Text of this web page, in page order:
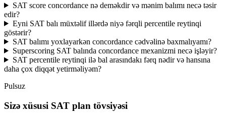
SAT score concordance nə deməkdir və mənim balımı necə təsir
edir?
Eyni SAT balı müxtəlif illərdə niyə fərqli percentile reytinqi
göstərir?
SAT balımı yoxlayarkən concordance cədvəlinə baxmalıyamı?
Superscoring SAT balında concordance mexanizmi necə işləyir?
SAT percentile reytinqi ilə bal arasındakı fərq nədir və hansına
daha çox diqqət yetirməliyəm?
Pulsuz
Sizə xüsusi SAT plan tövsiyəsi